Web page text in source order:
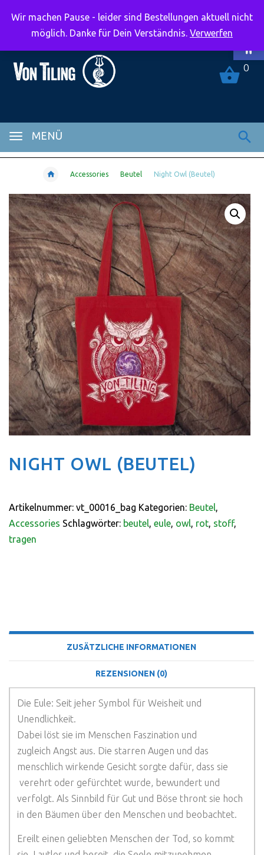
MENÜ
0
Accessories Beutel Night Owl (Beutel)
NIGHT OWL (BEUTEL)
Artikelnummer: vt_00016_bag Kategorien: Beutel
Accessories Schlagwörter: beutel eule owl rot stoff,
tragen
ZUSÄTZLICHE INFORMATIONEN
REZENSIONEN (0)
Die Eule: Seit jeher Symbol für Weisheit und
Unendlichkeit.
Dabei löst sie im Menschen Faszination und
zugleich Angst aus. Die starren Augen und das
menschlich wirkende Gesicht sorgte dafür, dass sie
verehrt oder gefürchtet wurde, bewundert und
verfolgt. Als Sinnbild für Gut und Böse thront sie hoch
in den Bäumen über den Menschen und beobachtet.
Ereilt einen geliebten Menschen der Tod, so kommt
Wir machen Pause - leider sind Bestellungen aktuell nicht
möglich. Danke für Dein Verständnis. Verwerfen